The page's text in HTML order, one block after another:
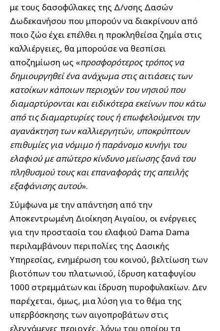
με τους δασοφύλακες της Δ/νσης Δασών
Δωδεκανήσου που μπορούν να διακρίνουν από
ποιο ζώο έχει επέλθει η προκληθείσα ζημία στις
καλλιέργειες, θα μπορούσε να θεσπίσει
αποζημίωση ως «προσφορότερος τρόπος να
δημιουργηθεί ένα ανάχωμα στις αιτιάσεις των
κατοίκων κάποιων περιοχών του νησιού που
διαμαρτύρονται και ειδικότερα εκείνων που κάτω
από τις διαμαρτυρίες τους ή επωφελούμενοι την
αγανάκτηση των καλλιεργητών, υποκρύπτουν
επιθυμίες για νόμιμο ή παράνομο κυνήγι του
ελαφιού με απώτερο κίνδυνο μείωσης ξανά του
πληθυσμού τους και επαναφοράς της απειλής
εξαφάνισης αυτού».
Σύμφωνα με την απάντηση από την
Αποκεντρωμένη Διοίκηση Αιγαίου, οι ενέργειες
για την προστασία του ελαφιού Dama Dama
περιλαμβάνουν περιπολίες της Δασικής
Υπηρεσίας, ενημέρωση του κοινού, βελτίωση των
βιοτόπων του πλατωνιού, ίδρυση καταφυγίου
1000 στρεμμάτων και ίδρυση πυροφυλακίων. Δεν
παρέχεται, όμως, μια λύση για το θέμα της
υπερβόσκησης των αιγοπροβάτων στις
ελεγχόμενες περιοχές, λόγω του οποίου τα